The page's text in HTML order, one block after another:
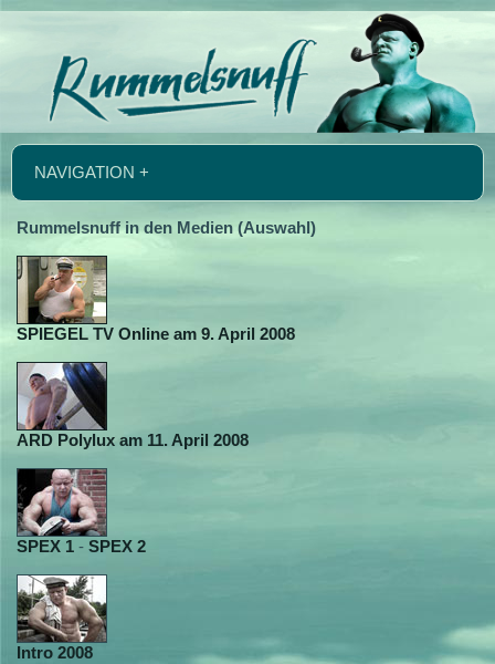
NAVIGATION +
Rummelsnuff in den Medien (Auswahl)
SPIEGEL TV Online am 9. April 2008
ARD Polylux am 11. April 2008
SPEX 1 - SPEX 2
Intro 2008